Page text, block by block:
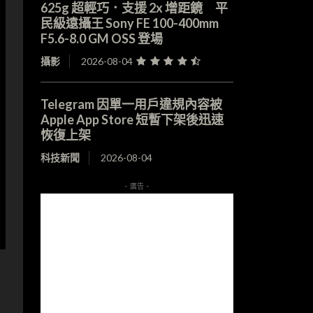
625g 超輕巧．支援 2x 增距鏡 平
民級遠攝王 Sony FE 100-400mm
F5.6-8.0 GM OSS 登場
攝影 2026-08-04
Telegram 因單一用戶違規內容被
Apple App Store 短暫下架後迅速
恢復上架
科技新聞 2026-08-04
- 廣告 -